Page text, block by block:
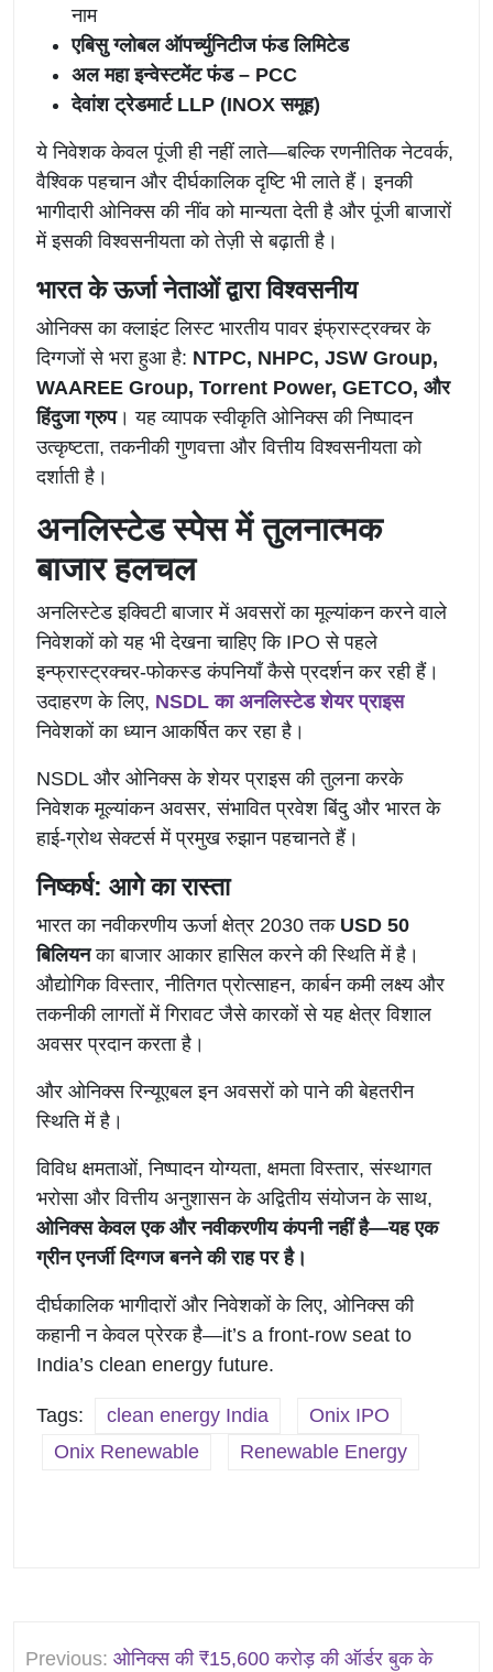
नाम
एबिसु ग्लोबल ऑपर्च्युनिटीज फंड लिमिटेड
अल महा इन्वेस्टमेंट फंड – PCC
देवांश ट्रेडमार्ट LLP (INOX समूह)
ये निवेशक केवल पूंजी ही नहीं लाते—बल्कि रणनीतिक नेटवर्क,
वैश्विक पहचान और दीर्घकालिक दृष्टि भी लाते हैं। इनकी
भागीदारी ओनिक्स की नींव को मान्यता देती है और पूंजी बाजारों
में इसकी विश्वसनीयता को तेज़ी से बढ़ाती है।
भारत के ऊर्जा नेताओं द्वारा विश्वसनीय
ओनिक्स का क्लाइंट लिस्ट भारतीय पावर इंफ्रास्ट्रक्चर के
दिग्गजों से भरा हुआ है: NTPC, NHPC, JSW Group,
WAAREE Group, Torrent Power, GETCO, और
हिंदुजा ग्रुप। यह व्यापक स्वीकृति ओनिक्स की निष्पादन
उत्कृष्टता, तकनीकी गुणवत्ता और वित्तीय विश्वसनीयता को
दर्शाती है।
अनलिस्टेड स्पेस में तुलनात्मक
बाजार हलचल
अनलिस्टेड इक्विटी बाजार में अवसरों का मूल्यांकन करने वाले
निवेशकों को यह भी देखना चाहिए कि IPO से पहले
इन्फ्रास्ट्रक्चर-फोकस्ड कंपनियाँ कैसे प्रदर्शन कर रही हैं।
उदाहरण के लिए, NSDL का अनलिस्टेड शेयर प्राइस
निवेशकों का ध्यान आकर्षित कर रहा है।
NSDL और ओनिक्स के शेयर प्राइस की तुलना करके
निवेशक मूल्यांकन अवसर, संभावित प्रवेश बिंदु और भारत के
हाई-ग्रोथ सेक्टर्स में प्रमुख रुझान पहचानते हैं।
निष्कर्ष: आगे का रास्ता
भारत का नवीकरणीय ऊर्जा क्षेत्र 2030 तक USD 50
बिलियनका बाजार आकार हासिल करने की स्थिति में है।
औद्योगिक विस्तार, नीतिगत प्रोत्साहन, कार्बन कमी लक्ष्य और
तकनीकी लागतों में गिरावट जैसे कारकों से यह क्षेत्र विशाल
अवसर प्रदान करता है।
और ओनिक्स रिन्यूएबल इन अवसरों को पाने की बेहतरीन
स्थिति में है।
विविध क्षमताओं, निष्पादन योग्यता, क्षमता विस्तार, संस्थागत
भरोसा और वित्तीय अनुशासन के अद्वितीय संयोजन के साथ,
ओनिक्स केवल एक और नवीकरणीय कंपनी नहीं है—यह एक
ग्रीन एनर्जी दिग्गज बनने की राह पर है।
दीर्घकालिक भागीदारों और निवेशकों के लिए, ओनिक्स की
कहानी न केवल प्रेरक है—it’s a front-row seat to
India’s clean energy future.
Tags: clean energy India
Onix IPO
Onix Renewable
Renewable Energy
Previous: ओनिक्‍स की ₹15,600 करोड़ की ऑर्डर बुक के